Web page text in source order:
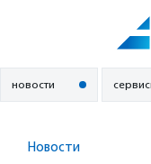
новости
Новости